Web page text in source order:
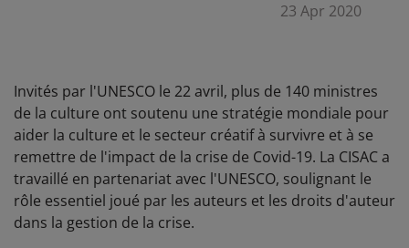
23 Apr 2020
Invités par l'UNESCO le 22 avril, plus de 140 ministres
de la culture ont soutenu une stratégie mondiale pour
aider la culture et le secteur créatif à survivre et à se
remettre de l'impact de la crise de Covid-19. La CISAC a
travaillé en partenariat avec l'UNESCO, soulignant le
rôle essentiel joué par les auteurs et les droits d'auteur
dans la gestion de la crise.